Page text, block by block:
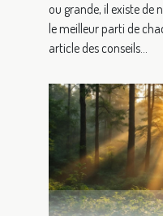
ou grande, il existe de
le meilleur parti de
article des conseils...